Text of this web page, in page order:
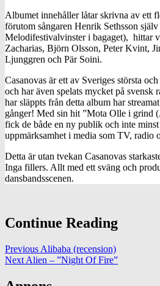
Albumet innehåller låtar skrivna av ett
förutom sångaren Henrik Sethsson
Melodifestivalvinster i bagaget), hittar
Zacharias, Björn Olsson, Peter Kvint,
Ljunggren och Pär Soini.
Casanovas är ett av Sveriges största
och har även spelats mycket på svensk
har släppts från detta album har
gånger! Med sin hit ”Mota Olle i grind
fick de både en ny publik och inte
uppmärksamhet i media som TV, radio
Detta är utan tvekan Casanovas
Inga fillers. Allt med ett sväng och
dansbandsscenen.
Continue Reading
Previous Alibaba (recension)
Next Alien – ”Night Of Fire”